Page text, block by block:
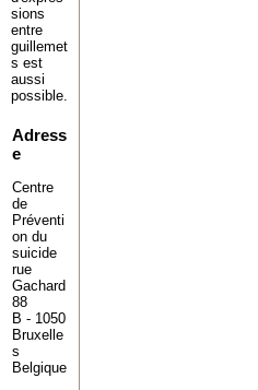
sions
entre
guillemet
s est
aussi
possible.
Adress
e
Centre
de
Préventi
on du
suicide
rue
Gachard
88
B - 1050
Bruxelle
s
Belgique